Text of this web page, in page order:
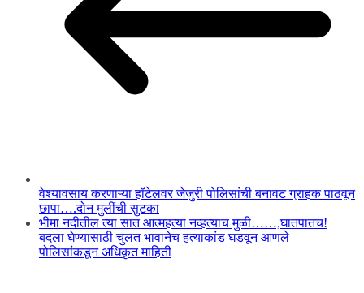
वेश्यावसाय करणाऱ्या हॉटेलवर जेजुरी पोलिसांची बनावट ग्राहक पाठवून
छापा….दोन मुलींची सुटका
भीमा नदीतील त्या सात आत्महत्या नव्हत्याच मुळी……,घातपातच!
बदला घेण्यासाठी चुलत भावानेच हत्याकांड घडवून आणले
पोलिसांकडून अधिकृत माहिती